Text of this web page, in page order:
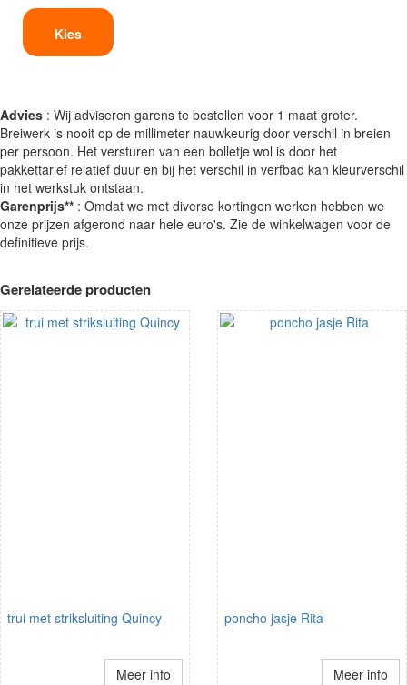
Kies
Advies : Wij adviseren garens te bestellen voor 1 maat groter.
Breiwerk is nooit op de millimeter nauwkeurig door verschil in breien
per persoon. Het versturen van een bolletje wol is door het
pakkettarief relatief duur en bij het verschil in verfbad kan kleurverschil
in het werkstuk ontstaan.
Garenprijs** : Omdat we met diverse kortingen werken hebben we
onze prijzen afgerond naar hele euro's. Zie de winkelwagen voor de
definitieve prijs.
Gerelateerde producten
trui met striksluiting Quincy
Meer info
poncho jasje Rita
Meer info